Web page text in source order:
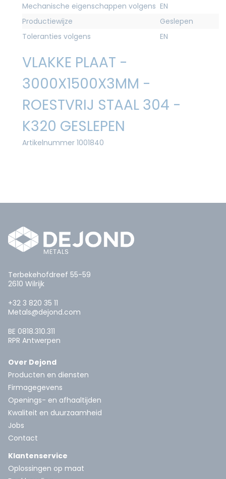
Mechanische eigenschappen volgens EN
Productiewijze
Geslepen
Toleranties volgens
EN
VLAKKE PLAAT -
3000X1500X3MM -
ROESTVRIJ STAAL 304 -
K320 GESLEPEN
Artikelnummer 1001840
Terbekehofdreef 55-59
2610 Wilrijk
+32 3 820 35 11
Metals@dejond.com
BE 0818.310.311
RPR Antwerpen
Over Dejond
Producten en diensten
Firmagegevens
Openings- en afhaaltijden
Kwaliteit en duurzaamheid
Jobs
Contact
Klantenservice
Oplossingen op maat